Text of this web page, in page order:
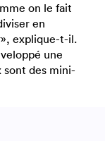
on le fait
en
explique-t-il.
une
sont des mini-